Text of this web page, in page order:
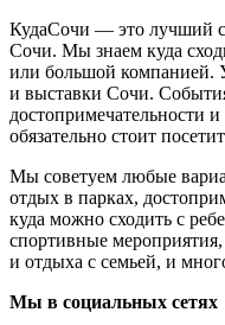
КудаСочи — это лучший
Сочи. Мы знаем куда
или большой компанией.
и выставки Сочи.
достопримечательности
обязательно стоит
Мы советуем любые
отдых в парках,
куда можно сходить с
спортивные
и отдыха с семьей, и
Мы в социальных сетях